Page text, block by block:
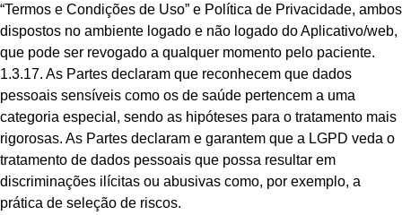
“Termos e Condições de Uso” e Política de Privacidade, ambos
dispostos no ambiente logado e não logado do Aplicativo/web,
que pode ser revogado a qualquer momento pelo paciente.
1.3.17. As Partes declaram que reconhecem que dados
pessoais sensíveis como os de saúde pertencem a uma
categoria especial, sendo as hipóteses para o tratamento mais
rigorosas. As Partes declaram e garantem que a LGPD veda o
tratamento de dados pessoais que possa resultar em
discriminações ilícitas ou abusivas como, por exemplo, a
prática de seleção de riscos.